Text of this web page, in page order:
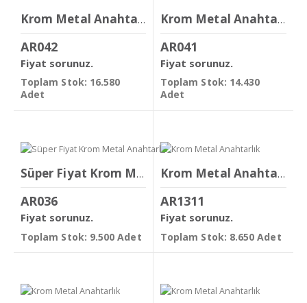
Krom Metal Anahtarlık
AR042
Fiyat sorunuz.
Toplam Stok: 16.580
Adet
Krom Metal Anahtarlık
AR041
Fiyat sorunuz.
Toplam Stok: 14.430
Adet
Süper Fiyat Krom Metal Anahtarlık
AR036
Fiyat sorunuz.
Toplam Stok: 9.500 Adet
Krom Metal Anahtarlık
AR1311
Fiyat sorunuz.
Toplam Stok: 8.650 Adet